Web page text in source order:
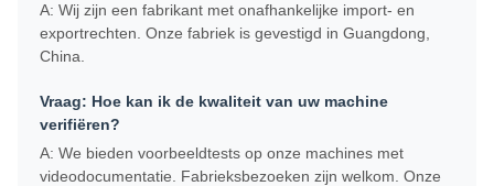
A: Wij zijn een fabrikant met onafhankelijke import- en
exportrechten. Onze fabriek is gevestigd in Guangdong,
China.
Vraag: Hoe kan ik de kwaliteit van uw machine
verifiëren?
A: We bieden voorbeeldtests op onze machines met
videodocumentatie. Fabrieksbezoeken zijn welkom. Onze